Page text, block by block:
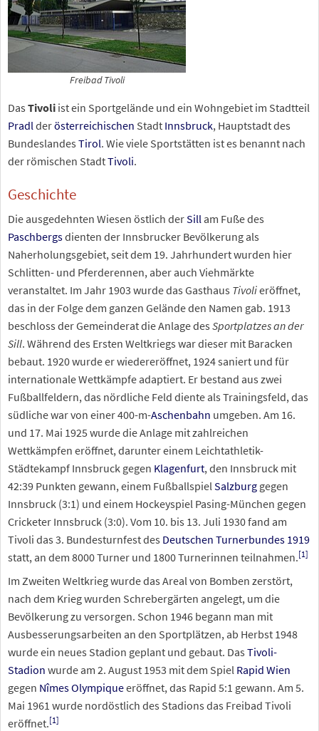
Freibad Tivoli
Das Tivoli ist ein Sportgelände und ein Wohngebiet im Stadtteil
Pradlderösterreichischen Stadt Innsbruck, Hauptstadt des
Bundeslandes Tirol. Wie viele Sportstätten ist es benannt nach
der römischen StadtTivoli.
Geschichte
Die ausgedehnten Wiesen östlich derSill am Fuße des
Paschbergsdienten der Innsbrucker Bevölkerung als
Naherholungsgebiet, seit dem 19. Jahrhundert wurden hier
Schlitten- und Pferderennen, aber auch Viehmärkte
veranstaltet. Im Jahr 1903 wurde das Gasthaus Tivolieröffnet,
das in der Folge dem ganzen Gelände den Namen gab. 1913
beschloss der Gemeinderat die Anlage des Sportplatzes an der
Sill. Während des Ersten Weltkriegs war dieser mit Baracken
bebaut. 1920 wurde er wiedereröffnet, 1924 saniert und für
internationale Wettkämpfe adaptiert. Er bestand aus zwei
Fußballfeldern, das nördliche Feld diente als Trainingsfeld, das
südliche war von einer 400-m-Aschenbahn umgeben. Am 16.
und 17. Mai 1925 wurde die Anlage mit zahlreichen
Wettkämpfen eröffnet, darunter einem Leichtathletik-
Städtekampf Innsbruck gegen Klagenfurt, den Innsbruck mit
42:39 Punkten gewann, einem Fußballspiel Salzburg gegen
Innsbruck (3:1) und einem Hockeyspiel Pasing-München gegen
Cricketer Innsbruck (3:0). Vom 10. bis 13. Juli 1930 fand am
Tivoli das 3. Bundesturnfest des Deutschen Turnerbundes 1919
statt, an dem 8000 Turner und 1800 Turnerinnen teilnahmen.[1]
Im Zweiten Weltkrieg wurde das Areal von Bomben zerstört,
nach dem Krieg wurden Schrebergärten angelegt, um die
Bevölkerung zu versorgen. Schon 1946 begann man mit
Ausbesserungsarbeiten an den Sportplätzen, ab Herbst 1948
wurde ein neues Stadion geplant und gebaut. Das Tivoli-
Stadion wurde am 2. August 1953 mit dem Spiel Rapid Wien
gegen Nîmes Olympiqueeröffnet, das Rapid 5:1 gewann. Am 5.
Mai 1961 wurde nordöstlich des Stadions das Freibad Tivoli
eröffnet.[1]